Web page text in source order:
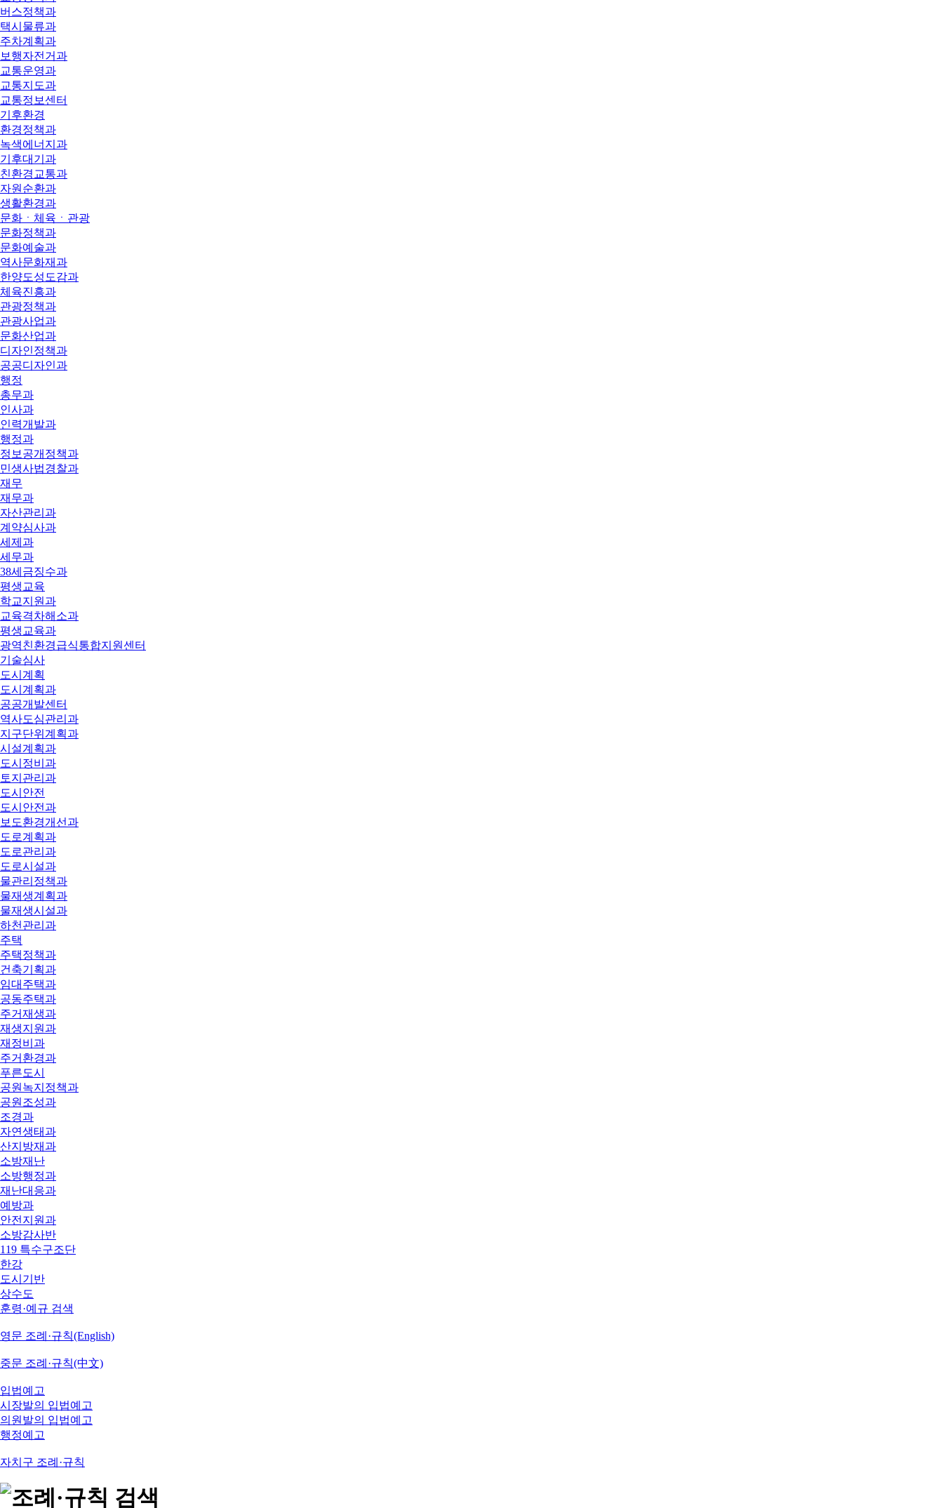
버스정책과
택시물류과
주차계획과
보행자전거과
교통운영과
교통지도과
교통정보센터
기후환경
환경정책과
녹색에너지과
기후대기과
친환경교통과
자원순환과
생활환경과
문화ㆍ체육ㆍ관광
문화정책과
문화예술과
역사문화재과
한양도성도감과
체육진흥과
관광정책과
관광사업과
문화산업과
디자인정책과
공공디자인과
행정
총무과
인사과
인력개발과
행정과
정보공개정책과
민생사법경찰과
재무
재무과
자산관리과
계약심사과
세제과
세무과
38세금징수과
평생교육
학교지원과
교육격차해소과
평생교육과
광역친환경급식통합지원센터
기술심사
도시계획
도시계획과
공공개발센터
역사도심관리과
지구단위계획과
시설계획과
도시정비과
토지관리과
도시안전
도시안전과
보도환경개선과
도로계획과
도로관리과
도로시설과
물관리정책과
물재생계획과
물재생시설과
하천관리과
주택
주택정책과
건축기획과
임대주택과
공동주택과
주거재생과
재생지원과
재정비과
주거환경과
푸른도시
공원녹지정책과
공원조성과
조경과
자연생태과
산지방재과
소방재난
소방행정과
재난대응과
예방과
안전지원과
소방감사반
119 특수구조단
한강
도시기반
상수도
훈령·예규 검색
영문 조례·규칙(English)
중문 조례·규칙(中文)
입법예고
시장발의 입법예고
의원발의 입법예고
행정예고
자치구 조례·규칙